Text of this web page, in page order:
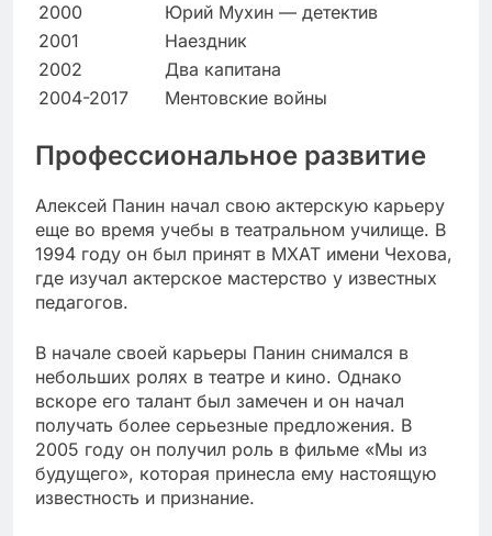
2000
Юрий Мухин — детектив
2001
Наездник
2002
Два капитана
2004-2017
Ментовские войны
Профессиональное развитие
Алексей Панин начал свою актерскую карьеру
еще во время учебы в театральном училище. В
1994 году он был принят в МХАТ имени Чехова,
где изучал актерское мастерство у известных
педагогов.
В начале своей карьеры Панин снимался в
небольших ролях в театре и кино. Однако
вскоре его талант был замечен и он начал
получать более серьезные предложения. В
2005 году он получил роль в фильме «Мы из
будущего», которая принесла ему настоящую
известность и признание.